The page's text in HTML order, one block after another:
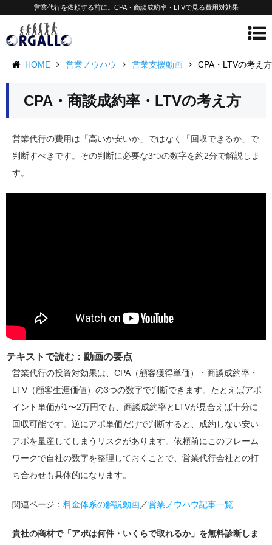
営業代行を依頼する前に。CPA・商談成約率・LTVで見る費用対効果
HOME 営業ノウハウ 営業支援動画 CPA・LTVの考え方
CPA・商談成約率・LTVの考え方
営業代行の費用は「高いか安いか」ではなく「回収できるか」で
判断すべきです。その判断に必要な3つの数字を約2分で解説しま
す。
テキストで読む：動画の要点
営業代行の投資対効果は、CPA（顧客獲得単価）・商談成約率・
LTV（顧客生涯価値）の3つの数字で判断できます。たとえばアポ
イント単価が1〜2万円でも、商談成約率とLTVが見合えば十分に
回収可能です。逆にアポ単価だけで判断すると、成約しない安い
アポを量産してしまうリスクがあります。依頼前にこのフレーム
ワークで自社の数字を整理しておくことで、営業代行会社との打
ち合わせも具体的になります。
関連ページ： 料金体系の解説動画／営業ノウハウ記事一覧
貴社の商材で「アポは何件・いくらで取れるか」を無料診断しま